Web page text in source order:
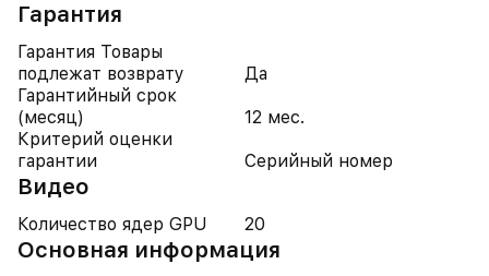
Гарантия
Гарантия Товары
подлежат возврату
Да
Гарантийный срок
(месяц)
12 мес.
Критерий оценки
гарантии
Серийный номер
Видео
Количество ядер GPU 20
Основная информация